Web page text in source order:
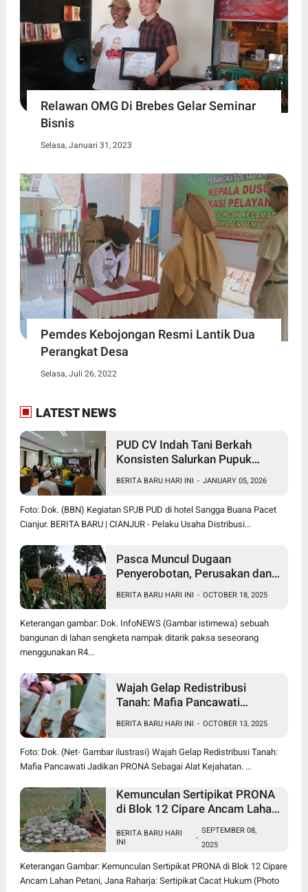
Relawan OMG Di Brebes Gelar Seminar
Bisnis
Selasa, Januari 31, 2023
Pemdes Kebojongan Resmi Lantik Dua
Perangkat Desa
Selasa, Juli 26, 2022
LATEST NEWS
PUD CV Indah Tani Berkah
Konsisten Salurkan Pupuk
BERITA BARU HARI INI - JANUARY 05, 2026
Foto: Dok. (BBN) Kegiatan SPJB PUD di hotel Sangga Buana Pacet
Cianjur. BERITA BARU | CIANJUR - Pelaku Usaha Distribusi...
Pasca Muncul Dugaan
Penyerobotan, Perusakan dan
Pancawati Bogor, Kasusnya
Jadi Sorotan Publik
BERITA BARU HARI INI - OCTOBER 18, 2025
Keterangan gambar: Dok. InfoNEWS (Gambar istimewa) sebuah
bangunan di lahan sengketa nampak ditarik paksa seseorang
menggunakan R4...
Wajah Gelap Redistribusi
Tanah: Mafia Pancawati
Kejahatan
BERITA BARU HARI INI - OCTOBER 13, 2025
Foto: Dok. (Net- Gambar ilustrasi) Wajah Gelap Redistribusi Tanah:
Mafia Pancawati Jadikan PRONA Sebagai Alat Kejahatan. ...
Kemunculan Sertipikat PRONA
di Blok 12 Cipare Ancam Lahan
Cacat Hukum
BERITA BARU HARI
INI
-
SEPTEMBER 08,
2025
Keterangan Gambar: Kemunculan Sertipikat PRONA di Blok 12 Cipare
Ancam Lahan Petani, Jana Raharja: Sertipikat Cacat Hukum (Photo